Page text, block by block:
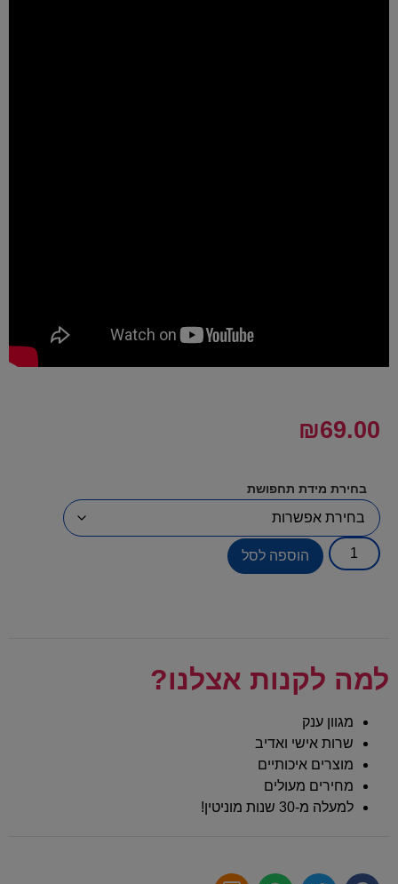
₪69.00
בחירת מידת תחפושת
הוספה לסל
למה לקנות אצלנו?
מגוון ענק
שרות אישי ואדיב
מוצרים איכותיים
מחירים מעולים
למעלה מ-30 שנות מוניטין!